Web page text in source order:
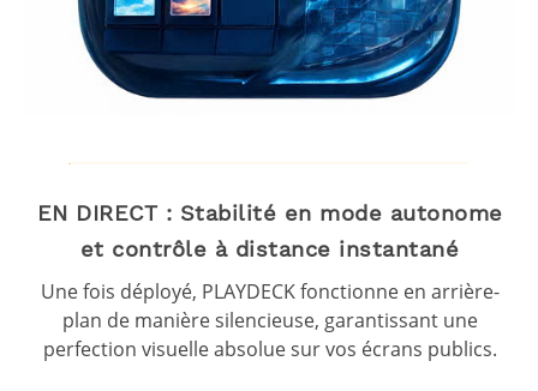
EN DIRECT : Stabilité en mode autonome
et contrôle à distance instantané
Une fois déployé, PLAYDECK fonctionne en arrière-
plan de manière silencieuse, garantissant une
perfection visuelle absolue sur vos écrans publics.